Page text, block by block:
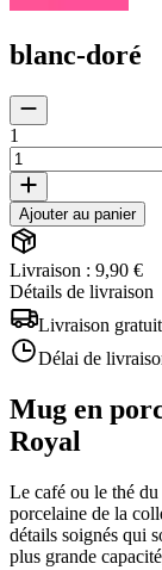
blanc-doré
1
Ajouter au panier
Livraison : 9,90 €
Détails de livraison
Livraison
Délai de
Mug en
Royal
Le café ou le thé
porcelaine de la
détails soignés qui
plus grande